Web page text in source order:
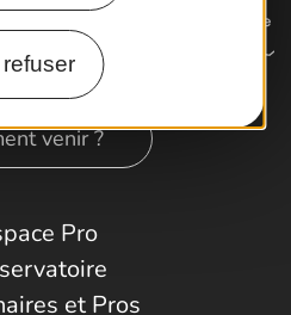
venir ?
Pro
et Pros